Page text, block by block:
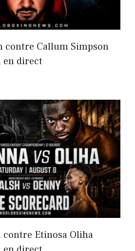
contre Callum Simpson
en direct
contre Etinosa Oliha